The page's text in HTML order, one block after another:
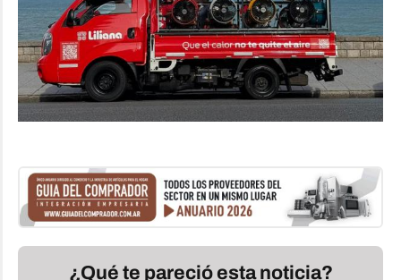
¿Qué te pareció esta noticia?